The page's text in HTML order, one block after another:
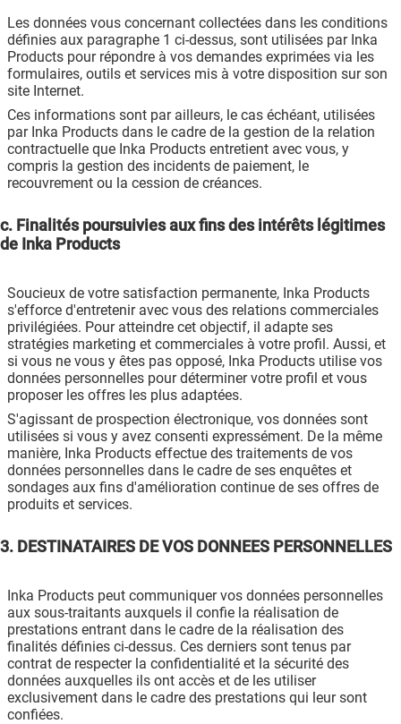
Les données vous concernant collectées dans les conditions
définies aux paragraphe 1 ci-dessus, sont utilisées par Inka
Products pour répondre à vos demandes exprimées via les
formulaires, outils et services mis à votre disposition sur son
site Internet.
Ces informations sont par ailleurs, le cas échéant, utilisées
par Inka Products dans le cadre de la gestion de la relation
contractuelle que Inka Products entretient avec vous, y
compris la gestion des incidents de paiement, le
recouvrement ou la cession de créances.
c. Finalités poursuivies aux fins des intérêts légitimes
de Inka Products
Soucieux de votre satisfaction permanente, Inka Products
s'efforce d'entretenir avec vous des relations commerciales
privilégiées. Pour atteindre cet objectif, il adapte ses
stratégies marketing et commerciales à votre profil. Aussi, et
si vous ne vous y êtes pas opposé, Inka Products utilise vos
données personnelles pour déterminer votre profil et vous
proposer les offres les plus adaptées.
S'agissant de prospection électronique, vos données sont
utilisées si vous y avez consenti expressément. De la même
manière, Inka Products effectue des traitements de vos
données personnelles dans le cadre de ses enquêtes et
sondages aux fins d'amélioration continue de ses offres de
produits et services.
3. DESTINATAIRES DE VOS DONNEES PERSONNELLES
Inka Products peut communiquer vos données personnelles
aux sous-traitants auxquels il confie la réalisation de
prestations entrant dans le cadre de la réalisation des
finalités définies ci-dessus. Ces derniers sont tenus par
contrat de respecter la confidentialité et la sécurité des
données auxquelles ils ont accès et de les utiliser
exclusivement dans le cadre des prestations qui leur sont
confiées.